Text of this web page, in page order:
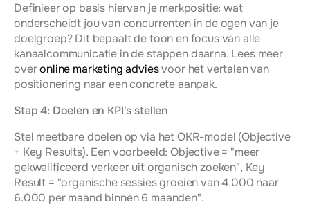
Definieer op basis hiervan je merkpositie: wat
onderscheidt jou van concurrenten in de ogen van je
doelgroep? Dit bepaalt de toon en focus van alle
kanaalcommunicatie in de stappen daarna. Lees meer
over online marketing advies voor het vertalen van
positionering naar een concrete aanpak.
Stap 4: Doelen en KPI's stellen
Stel meetbare doelen op via het OKR-model (Objective
+ Key Results). Een voorbeeld: Objective = "meer
gekwalificeerd verkeer uit organisch zoeken", Key
Result = "organische sessies groeien van 4.000 naar
6.000 per maand binnen 6 maanden".